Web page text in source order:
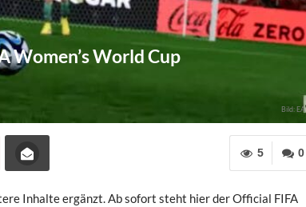
Women’s World Cup
Bild: EA
0
5
Inhalte ergänzt. Ab sofort steht hier der Official FIFA